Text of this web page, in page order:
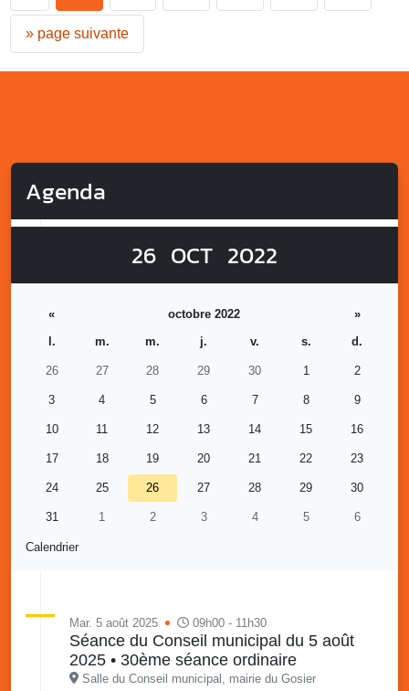
» page suivante
Agenda
26 OCT 2022
Calendrier
« octobre 2022
»
l.
m. m. j. v. s. d.
26 27 28 29 30 1 2
3 4 5 6 7 8 9
10 11 12 13 14 15 16
17 18 19 20 21 22 23
24 25 26 27 28 29 30
31 1 2 3 4 5 6
Mar. 5 août 2025 09h00 - 11h30
Séance du Conseil municipal du 5 août
2025 • 30ème séance ordinaire
Salle du Conseil municipal, mairie du Gosier